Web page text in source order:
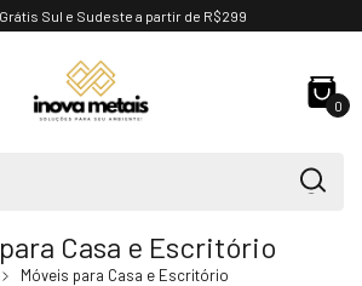
Sul e Sudeste a partir de R$299
0
Casa e Escritório
Móveis para Casa e Escritório